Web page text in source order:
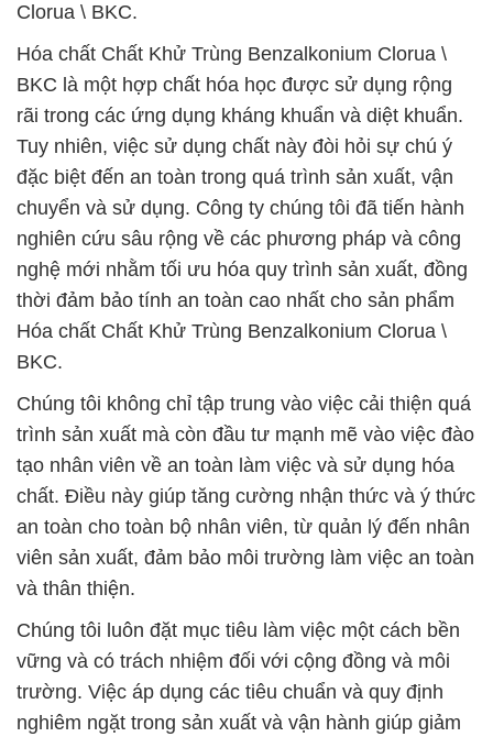
Clorua \ BKC.
Hóa chất Chất Khử Trùng Benzalkonium Clorua \
BKC là một hợp chất hóa học được sử dụng rộng
rãi trong các ứng dụng kháng khuẩn và diệt khuẩn.
Tuy nhiên, việc sử dụng chất này đòi hỏi sự chú ý
đặc biệt đến an toàn trong quá trình sản xuất, vận
chuyển và sử dụng. Công ty chúng tôi đã tiến hành
nghiên cứu sâu rộng về các phương pháp và công
nghệ mới nhằm tối ưu hóa quy trình sản xuất, đồng
thời đảm bảo tính an toàn cao nhất cho sản phẩm
Hóa chất Chất Khử Trùng Benzalkonium Clorua \
BKC.
Chúng tôi không chỉ tập trung vào việc cải thiện quá
trình sản xuất mà còn đầu tư mạnh mẽ vào việc đào
tạo nhân viên về an toàn làm việc và sử dụng hóa
chất. Điều này giúp tăng cường nhận thức và ý thức
an toàn cho toàn bộ nhân viên, từ quản lý đến nhân
viên sản xuất, đảm bảo môi trường làm việc an toàn
và thân thiện.
Chúng tôi luôn đặt mục tiêu làm việc một cách bền
vững và có trách nhiệm đối với cộng đồng và môi
trường. Việc áp dụng các tiêu chuẩn và quy định
nghiêm ngặt trong sản xuất và vận hành giúp giảm